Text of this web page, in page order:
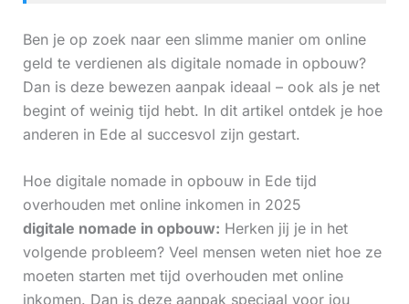
Ben je op zoek naar een slimme manier om online
geld te verdienen als digitale nomade in opbouw?
Dan is deze bewezen aanpak ideaal – ook als je net
begint of weinig tijd hebt. In dit artikel ontdek je hoe
anderen in Ede al succesvol zijn gestart.
Hoe digitale nomade in opbouw in Ede tijd
overhouden met online inkomen in 2025
digitale nomade in opbouw: Herken jij je in het
volgende probleem? Veel mensen weten niet hoe ze
moeten starten met tijd overhouden met online
inkomen. Dan is deze aanpak speciaal voor jou